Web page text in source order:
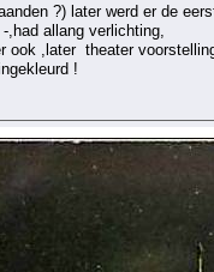
?) later werd er de
,had allang verlichting,
ook ,later theater
!